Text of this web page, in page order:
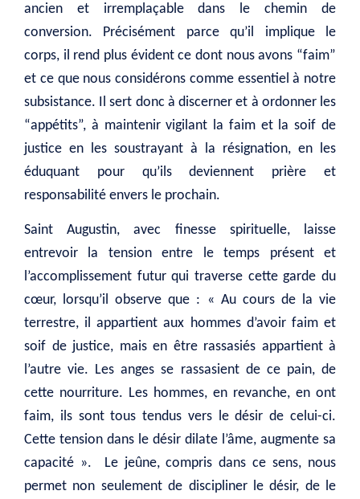
ancien et irremplaçable dans le chemin de
conversion. Précisément parce qu’il implique le
corps, il rend plus évident ce dont nous avons “faim”
et ce que nous considérons comme essentiel à notre
subsistance. Il sert donc à discerner et à ordonner les
“appétits”, à maintenir vigilant la faim et la soif de
justice en les soustrayant à la résignation, en les
éduquant pour qu’ils deviennent prière et
responsabilité envers le prochain.
Saint Augustin, avec finesse spirituelle, laisse
entrevoir la tension entre le temps présent et
l’accomplissement futur qui traverse cette garde du
cœur, lorsqu’il observe que : « Au cours de la vie
terrestre, il appartient aux hommes d’avoir faim et
soif de justice, mais en être rassasiés appartient à
l’autre vie. Les anges se rassasient de ce pain, de
cette nourriture. Les hommes, en revanche, en ont
faim, ils sont tous tendus vers le désir de celui-ci.
Cette tension dans le désir dilate l’âme, augmente sa
capacité ». Le jeûne, compris dans ce sens, nous
permet non seulement de discipliner le désir, de le